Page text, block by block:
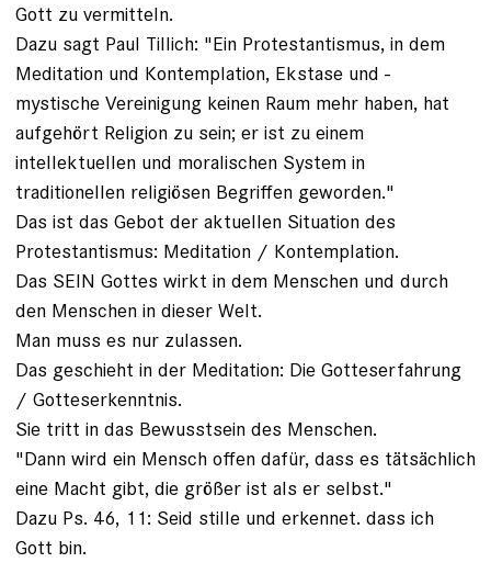
Gott zu vermitteln.
Dazu sagt Paul Tillich: "Ein Protestantismus, in dem
Meditation und Kontemplation, Ekstase und -
mystische Vereinigung keinen Raum mehr haben, hat
aufgehört Religion zu sein; er ist zu einem
intellektuellen und moralischen System in
traditionellen religiösen Begriffen geworden."
Das ist das Gebot der aktuellen Situation des
Protestantismus: Meditation / Kontemplation.
Das SEIN Gottes wirkt in dem Menschen und durch
den Menschen in dieser Welt.
Man muss es nur zulassen.
Das geschieht in der Meditation: Die Gotteserfahrung
/ Gotteserkenntnis.
Sie tritt in das Bewusstsein des Menschen.
"Dann wird ein Mensch offen dafür, dass es tätsächlich
eine Macht gibt, die größer ist als er selbst."
Dazu Ps. 46, 11: Seid stille und erkennet. dass ich
Gott bin.